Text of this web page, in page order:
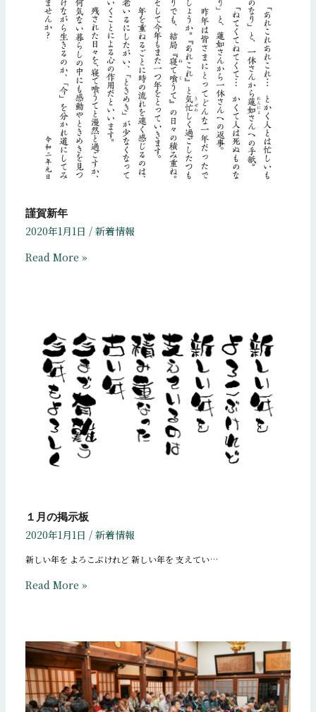
謹賀新年
2020年1月1日 / 新着情報
Read More »
１月の掲示板
2020年1月1日 / 新着情報
新しい年を よろこぶけれど 新しい年を 支えてい…
Read More »